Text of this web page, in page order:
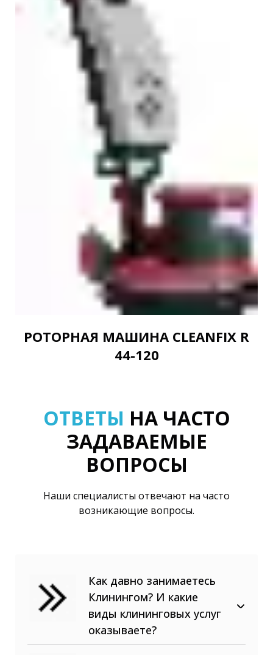
РОТОРНАЯ МАШИНА CLEANFIX R
44-120
ОТВЕТЫ НА ЧАСТО
ЗАДАВАЕМЫЕ
ВОПРОСЫ
Наши специалисты отвечают на часто
возникающие вопросы.
Как давно занимаетесь
Клинингом? И какие
виды клининговых услуг
оказываете?
В сфере клининговых услуг